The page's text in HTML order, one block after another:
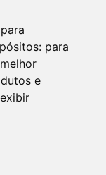
para
e